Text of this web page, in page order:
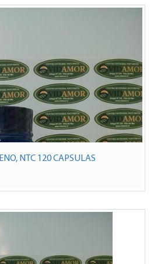
NTC 120 CAPSULAS